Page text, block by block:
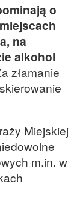
o
na
alkohol
złamanie
Miejskiej
m.in. w